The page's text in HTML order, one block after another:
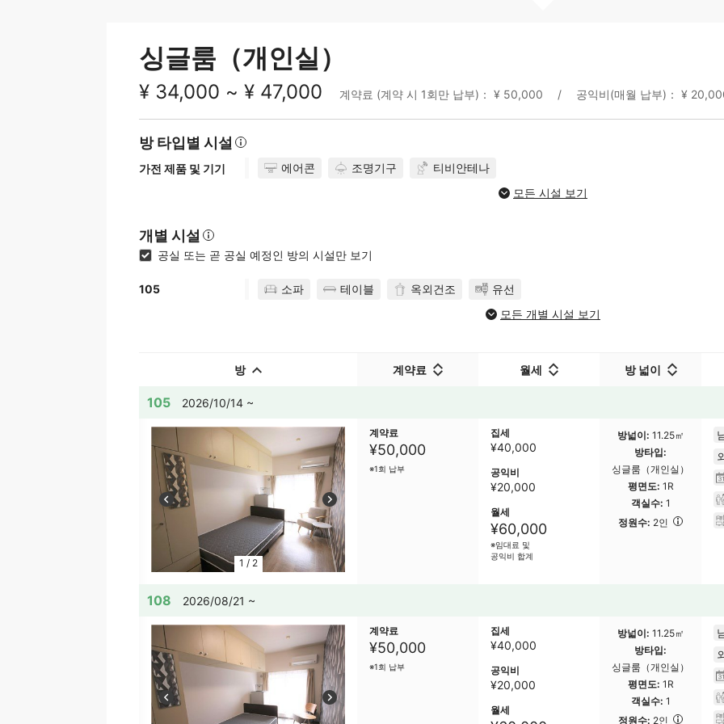
싱글룸（개인실）
¥ 34,000 ~ ¥ 47,000 계약료 (계약 시 1회만 납부)： ¥ 50,000 공익비(매월 납부)： ¥
방 타입별 시설
가전 제품 및 기기 에어콘 조명기구 티비안테나
모든 시설 보기
개별 시설
공실 또는 곧 공실 예정인 방의 시설만 보기
105 소파 테이블 옥외건조 유선
모든 개별 시설 보기
방 계약료 월세 방 넓이
105 2026/10/14 ~
1 / 2
계약료
¥50,000
※1회 납부
집세
¥40,000
공익비
¥20,000
월세
¥60,000
※임대료 및
공익비 합계
방넓이 11.25㎡
방타입
싱글룸（개인실）
평면도 1R
객실수 1
정원수 2인
108 2026/08/21 ~
계약료
¥50,000
※1회 납부
집세
¥40,000
공익비
¥20,000
월세
방넓이 11.25㎡
방타입
싱글룸（개인실）
평면도 1R
객실수 1
정원수 2인